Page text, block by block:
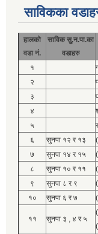
साविकका
हालको
वडा नं.
साविक सु.न.पा.का
वडाहरु
१
२
३
४
५
६
सुनपा १२ र १३
७
सुनपा १४ र १५
८
सुनपा १० र ११
९
सुनपा ८ र ९
१०
सुनपा ६ र ७
११ सुनपा ३ , ४ र ५